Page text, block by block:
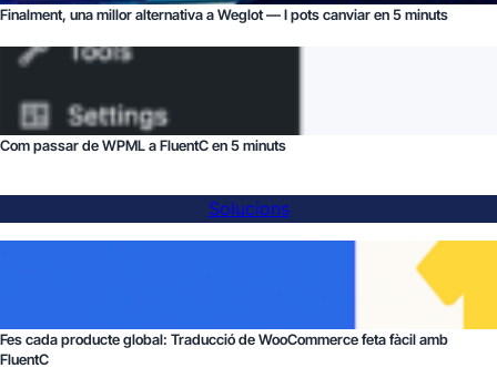
Finalment, una millor alternativa a Weglot — I pots canviar en 5 minuts
Com passar de WPML a FluentC en 5 minuts
Solucions
Fes cada producte global: Traducció de WooCommerce feta fàcil amb
FluentC